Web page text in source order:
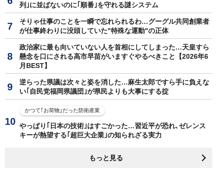
列｣に並ばないのに｢順番｣を守れる謎システム
そりゃ仕事のことを一瞬で忘れられるわ…グーグル共同創業者
が仕事終わりに没頭していた"特殊な運動"の正体
政治家に最も向いていない人を首相にしてしまった…天皇すら
懸念を口にされる高市早苗がいますぐやるべきこと【2026年6
月BEST】
逆らった県議は次々と姿を消した…麻生太郎ですら手に負えな
い｢自民党福岡県議団｣が県民よりも大事にする掟
かつて｢お荷物｣だった防衛産業
やっぱり｢日本の技術｣はすごかった…習近平が恐れ､ゼレンス
キーが熱望する｢超巨大企業｣の知られざる実力
もっと見る